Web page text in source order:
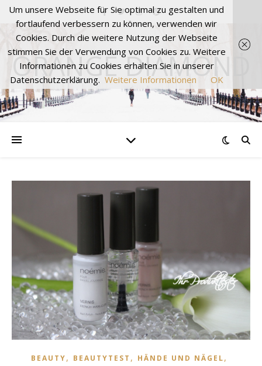
ORANGE DIAMOND
BEAUTY, BEAUTYTEST , HÄNDE UND NÄGEL,
Um unsere Webseite für Sie optimal zu gestalten und
fortlaufend verbessern zu können, verwenden wir
Cookies. Durch die weitere Nutzung der Webseite
stimmen Sie der Verwendung von Cookies zu. Weitere
Informationen zu Cookies erhalten Sie in unserer
Datenschutzerklärung. Weitere Informationen OK